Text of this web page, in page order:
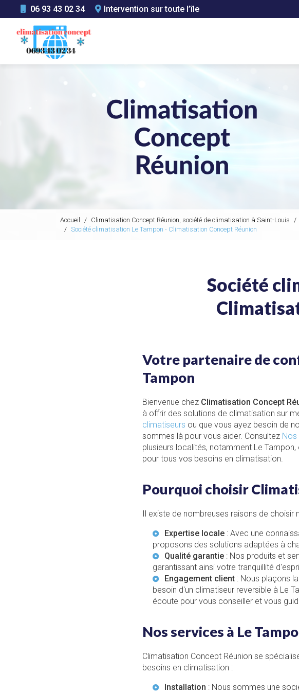
au
contenu
principal
06 93 43 02 34 Intervention sur toute l’île
Accueil Climatisation Concept Réunion, société de climatisation à Saint-Louis
Société climatisation Le Tampon - Climatisation Concept Réunion
Société
Votre partenaire de
Tampon
Bienvenue chez Climatisation Concept
à offrir des solutions de climatisation sur
climatiseurs ou que vous ayez besoin de
sommes là pour vous aider. Consultez Nos
plusieurs localités, notamment Le
pour tous vos besoins en climatisation.
Pourquoi choisir
Il existe de nombreuses raisons de choisir
Expertise locale : Avec une
proposons des solutions adaptées à
Qualité garantie : Nos produits et
garantissant ainsi votre tranquillité
Engagement client : Nous plaçons
besoin d'un climatiseur reversible à Le
écoute pour vous conseiller et vous
Nos services à Le
Climatisation Concept Réunion se
besoins en climatisation :
Installation : Nous sommes une